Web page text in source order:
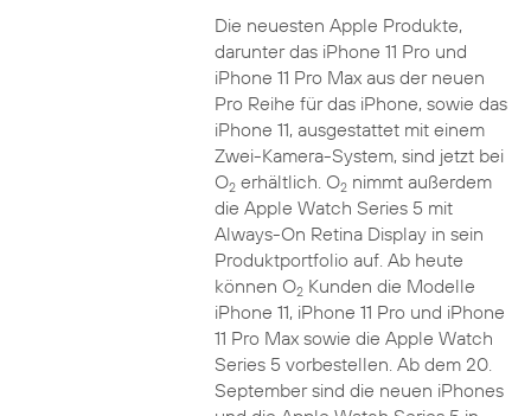
Die neuesten Apple Produkte,
darunter das iPhone 11 Pro und
iPhone 11 Pro Max aus der neuen
Pro Reihe für das iPhone, sowie das
iPhone 11, ausgestattet mit einem
Zwei-Kamera-System, sind jetzt bei
O2erhältlich. O2nimmt außerdem
die Apple Watch Series 5 mit
Always-On Retina Display in sein
Produktportfolio auf. Ab heute
können O2Kunden die Modelle
iPhone 11, iPhone 11 Pro und iPhone
11 Pro Max sowie die Apple Watch
Series 5 vorbestellen. Ab dem 20.
September sind die neuen iPhones